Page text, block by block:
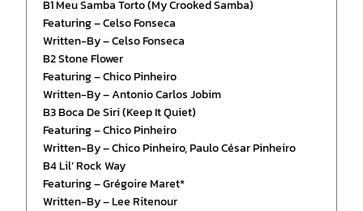
B1 Meu Samba Torto (My Crooked Samba)
Featuring – Celso Fonseca
Written-By – Celso Fonseca
B2 Stone Flower
Featuring – Chico Pinheiro
Written-By – Antonio Carlos Jobim
B3 Boca De Siri (Keep It Quiet)
Featuring – Chico Pinheiro
Written-By – Chico Pinheiro, Paulo César Pinheiro
B4 Lil’ Rock Way
Featuring – Grégoire Maret*
Written-By – Lee Ritenour